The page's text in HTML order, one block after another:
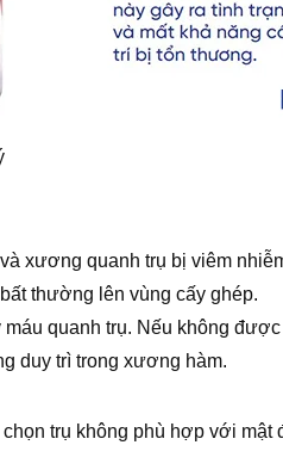
xương quanh trụ bị viêm
thường lên vùng cấy ghép.
quanh trụ. Nếu không
duy trì trong xương hàm.
trụ không phù hợp với mật